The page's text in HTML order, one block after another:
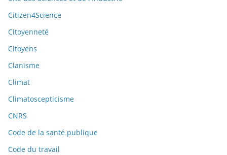
Citizen4Science
Citoyenneté
Citoyens
Clanisme
Climat
Climatoscepticisme
CNRS
Code de la santé publique
Code du travail